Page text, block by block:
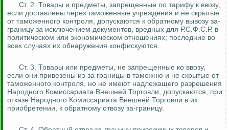
Ст. 2. Товары и предметы, запрещенные по тарифу к ввозу,
если доставлены через таможенные учреждения и не скрытые
от таможенного контроля, допускаются к обратному вывозу за-
границу за исключением документов, вредных для Р.С.Ф.С.Р. в
политическом или экономическом отношениях; последние во
всех случаях их обнаружения конфискуются.
Ст. 3. Товары или предметы, не запрещенные ко ввозу,
если они привезены из-за границы в таможню и не скрытые от
таможенного контроля, но не имеют надлежащего разрешения
Народного Комиссариата Внешней Торговли, допускаются, при
отказе Народного Комиссариата Внешней Торговли в их
приобретении, к обратному отвозу за-границу.